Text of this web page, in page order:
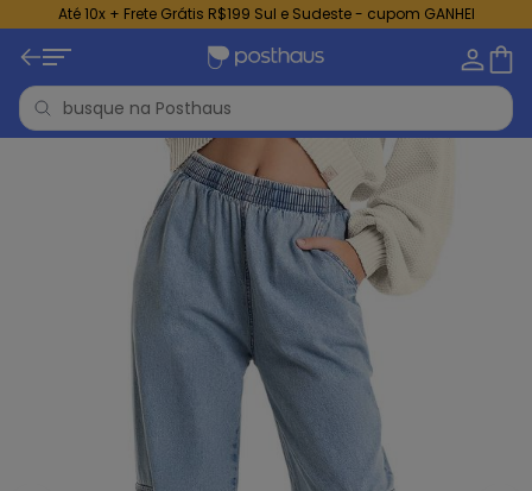
Até 10x + Frete Grátis R$199 Sul e Sudeste - cupom GANHEI